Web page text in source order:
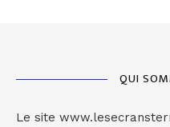
QUI
Le site